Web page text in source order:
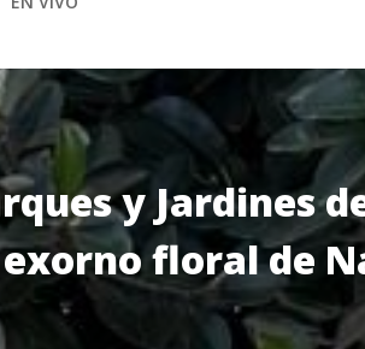
y Jardines
floral de